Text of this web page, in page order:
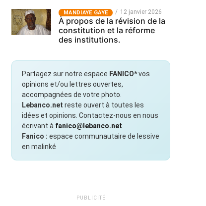
MANDIAYE GAYE 12 janvier 2026
À propos de la révision de la
constitution et la réforme
des institutions.
Partagez sur notre espace FANICO*vos
opinions et/ou lettres ouvertes,
accompagnées de votre photo.
Lebanco.net reste ouvert à toutes les
idées et opinions. Contactez-nous en nous
écrivant à fanico@lebanco.net
Fanico : espace communautaire de lessive
en malinké
PUBLICITÉ